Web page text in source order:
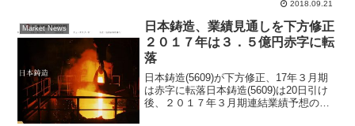
2018.09.21
Market News
日本鋳造、業績見通しを下方修正
２０１７年は３．５億円赤字に転
落
日本鋳造(5609)が下方修正、17年３月期
は赤字に転落日本鋳造(5609)は20日引け
後、２０１７年３月期連結業績予想の下